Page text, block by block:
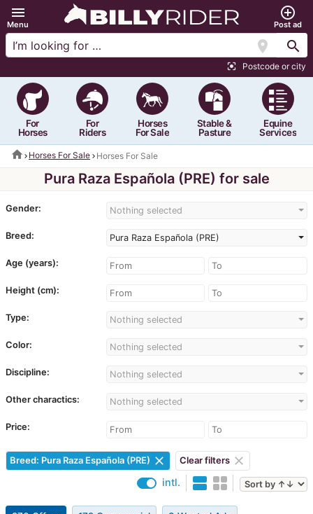
menu
Menu
add_circle_outline
Post ad
location_on search
center_focus_strong Postcode or city
For
Horses
For
Riders
Horses
For Sale
Stable &
Pasture
Equine
Services
home Horses For Sale Horses For Sale
Pura Raza Española (PRE) for sale
Gender: Nothing selected
Breed: Pura Raza Española (PRE)
Age (years):
Height (cm):
Type: Nothing selected
Color: Nothing selected
Discipline: Nothing selected
Other charactics: Nothing selected
Price:
Breed: Pura Raza Española (PRE) clear Clear filters clear
intl.